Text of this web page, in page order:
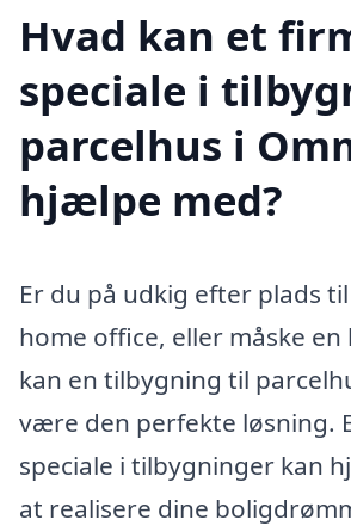
Hvad kan et
speciale i
parcelhus i
hjælpe med?
Er du på udkig efter plads
home office, eller måske
kan en tilbygning til
være den perfekte løsning.
speciale i tilbygninger kan
at realisere dine